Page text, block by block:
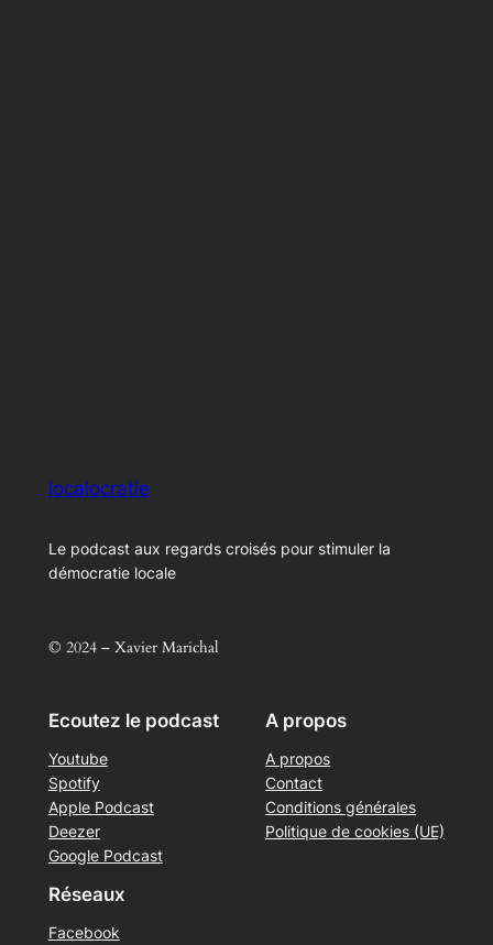
localocratie
Le podcast aux regards croisés pour stimuler la
démocratie locale
© 2024 – Xavier Marichal
Ecoutez le podcast
Youtube
Spotify
Apple Podcast
Deezer
Google Podcast
A propos
A propos
Contact
Conditions générales
Politique de cookies (UE)
Réseaux
Facebook